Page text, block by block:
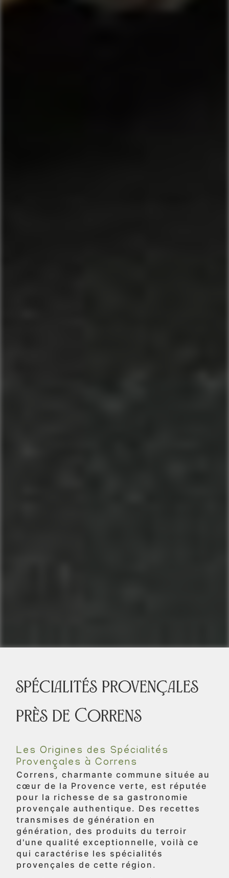
spécialités provençales
près de Correns
Les Origines des Spécialités
Provençales à Correns
Correns, charmante commune située au
cœur de la Provence verte, est réputée
pour la richesse de sa gastronomie
provençale authentique. Des recettes
transmises de génération en
génération, des produits du terroir
d'une qualité exceptionnelle, voilà ce
qui caractérise les spécialités
provençales de cette région.